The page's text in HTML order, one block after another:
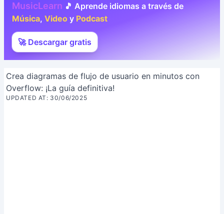
MusicLearn 🎵 Aprende idiomas a través de
Música, Video y Podcast
🚀 Descargar gratis
Crea diagramas de flujo de usuario en minutos con
Overflow: ¡La guía definitiva!
UPDATED AT: 30/06/2025